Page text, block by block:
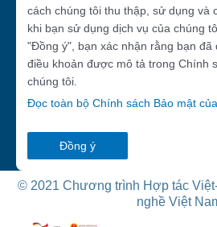
cách chúng tôi thu thập, sử dụng và
khi bạn sử dụng dịch vụ của chúng
"Đồng ý", bạn xác nhận rằng bạn đã
điều khoản được mô tả trong Chính
chúng tôi.
Đọc toàn bộ Chính sách Bảo mật
Đồng ý
© 2021 Chương trình Hợp tác
nghề Việt